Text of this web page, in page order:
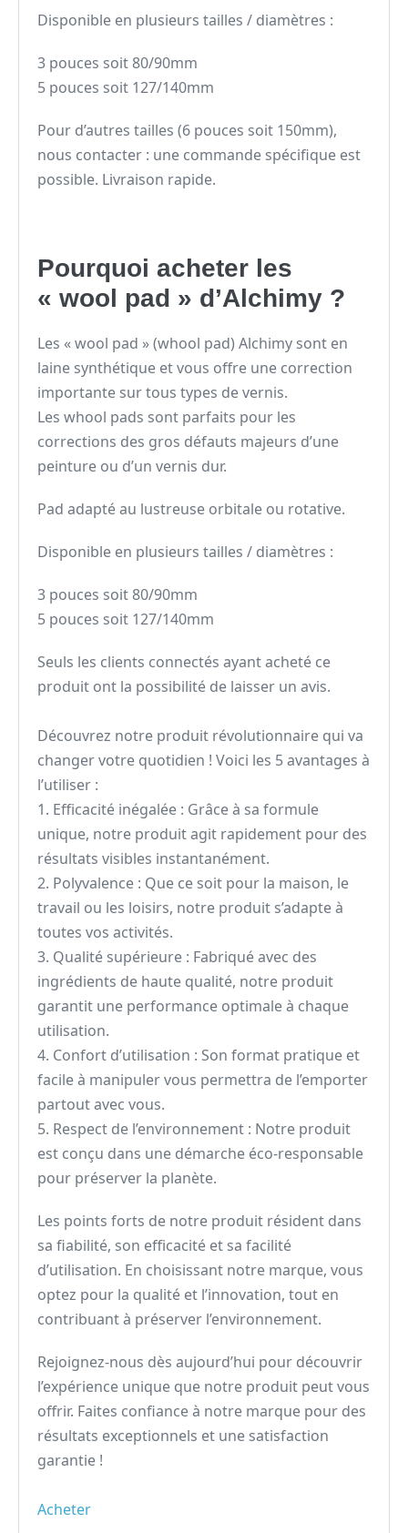
Disponible en plusieurs tailles / diamètres :
3 pouces soit 80/90mm
5 pouces soit 127/140mm
Pour d’autres tailles (6 pouces soit 150mm),
nous contacter : une commande spécifique est
possible. Livraison rapide.
Pourquoi acheter les
« wool pad » d’Alchimy ?
Les « wool pad » (whool pad) Alchimy sont en
laine synthétique et vous offre une correction
importante sur tous types de vernis.
Les whool pads sont parfaits pour les
corrections des gros défauts majeurs d’une
peinture ou d’un vernis dur.
Pad adapté au lustreuse orbitale ou rotative.
Disponible en plusieurs tailles / diamètres :
3 pouces soit 80/90mm
5 pouces soit 127/140mm
Seuls les clients connectés ayant acheté ce
produit ont la possibilité de laisser un avis.
Découvrez notre produit révolutionnaire qui va
changer votre quotidien ! Voici les 5 avantages à
l’utiliser :
1. Efficacité inégalée : Grâce à sa formule
unique, notre produit agit rapidement pour des
résultats visibles instantanément.
2. Polyvalence : Que ce soit pour la maison, le
travail ou les loisirs, notre produit s’adapte à
toutes vos activités.
3. Qualité supérieure : Fabriqué avec des
ingrédients de haute qualité, notre produit
garantit une performance optimale à chaque
utilisation.
4. Confort d’utilisation : Son format pratique et
facile à manipuler vous permettra de l’emporter
partout avec vous.
5. Respect de l’environnement : Notre produit
est conçu dans une démarche éco-responsable
pour préserver la planète.
Les points forts de notre produit résident dans
sa fiabilité, son efficacité et sa facilité
d’utilisation. En choisissant notre marque, vous
optez pour la qualité et l’innovation, tout en
contribuant à préserver l’environnement.
Rejoignez-nous dès aujourd’hui pour découvrir
l’expérience unique que notre produit peut vous
offrir. Faites confiance à notre marque pour des
résultats exceptionnels et une satisfaction
garantie !
Acheter